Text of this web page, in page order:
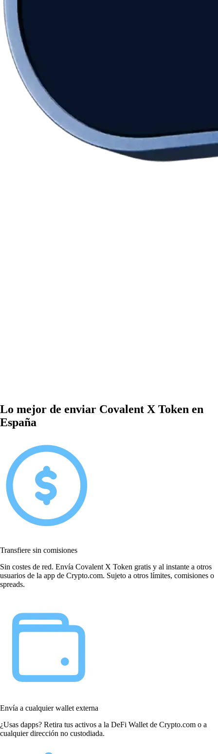
Lo mejor de enviar Covalent X Token en
España
Transfiere sin comisiones
Sin costes de red. Envía Covalent X Token gratis y al instante a otros
usuarios de la app de Crypto.com. Sujeto a otros límites, comisiones o
spreads.
Envía a cualquier wallet externa
¿Usas dapps? Retira tus activos a la DeFi Wallet de Crypto.com o a
cualquier dirección no custodiada.